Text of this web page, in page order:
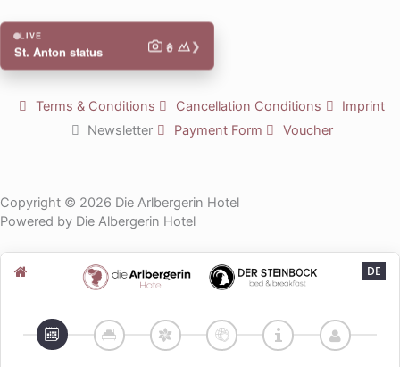
n
k
t
u
b
e
LIVE
St. Anton status ❯
Terms & Conditions Cancellation Conditions
Imprint
Newsletter
Payment Form Voucher
Copyright © 2026 Die Arlbergerin Hotel
Powered by Die Albergerin Hotel